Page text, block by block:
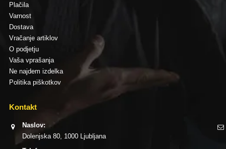
Plačila
Varnost
Dostava
Vračanje artiklov
O podjetju
Vaša vprašanja
Ne najdem izdelka
Politika piškotkov
Kontakt
Naslov:
Dolenjska 80, 1000 Ljubljana